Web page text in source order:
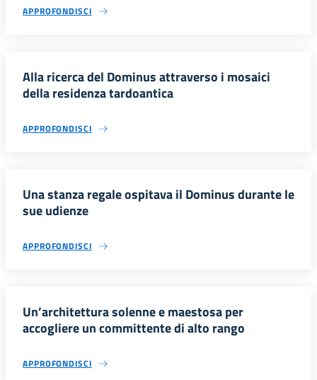
APPROFONDISCI
Alla ricerca del Dominus attraverso i mosaici
della residenza tardoantica
APPROFONDISCI
Una stanza regale ospitava il Dominus durante le
sue udienze
APPROFONDISCI
Un’architettura solenne e maestosa per
accogliere un committente di alto rango
APPROFONDISCI